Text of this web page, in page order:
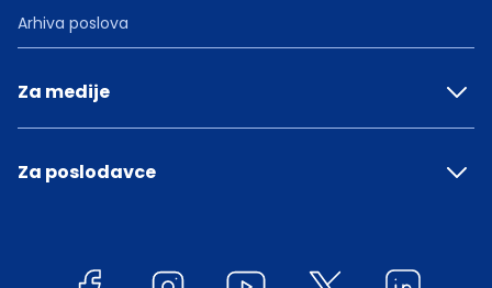
Arhiva poslova
Za medije
Za poslodavce